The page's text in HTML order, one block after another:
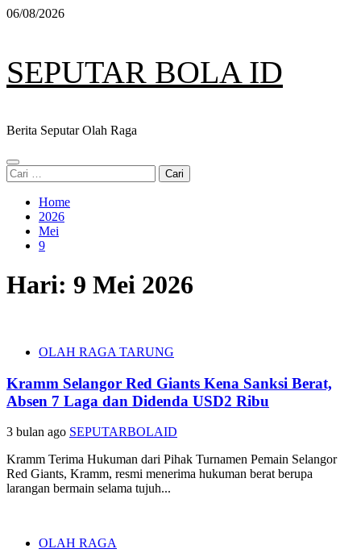
Skip
06/08/2026
SEPUTAR BOLA ID
Berita Seputar Olah Raga
Primary
Menu
Cari
untuk:
Home
2026
Mei
9
Hari: 9 Mei 2026
OLAH RAGA TARUNG
Kramm Selangor Red Giants Kena Sanksi Berat,
Absen 7 Laga dan Didenda USD2 Ribu
3 bulan ago SEPUTARBOLAID
Kramm Terima Hukuman dari Pihak Turnamen Pemain Selangor
Red Giants, Kramm, resmi menerima hukuman berat berupa
larangan bermain selama tujuh...
OLAH RAGA